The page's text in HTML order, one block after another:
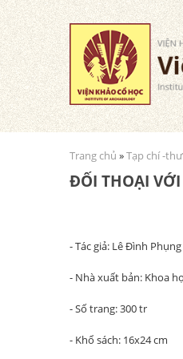
Bạn đang ở đây
Trang chủ »Tạp chí -
ĐỐI THOẠI
- Tác giả: Lê Đình
- Nhà xuất bản: Khoa
- Số trang: 300 tr
- Khổ sách: 16x24 cm